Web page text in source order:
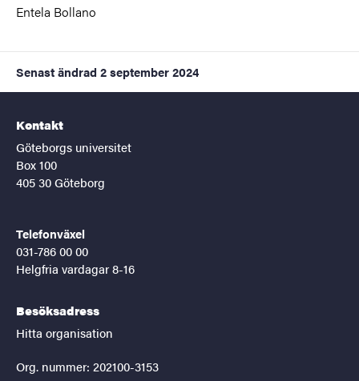
Entela Bollano
Senast ändrad 2 september 2024
Kontakt
Göteborgs universitet
Box 100
405 30 Göteborg
Telefonväxel
031-786 00 00
Helgfria vardagar 8-16
Besöksadress
Hitta organisation
Org. nummer: 202100-3153